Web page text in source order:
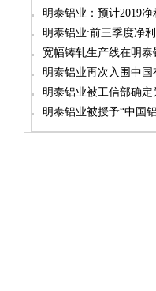
明泰铝业：预计2019
明泰铝业:前三季度净
宽幅铸轧生产线在明
明泰铝业再次入围中
名榜单
明泰铝业被工信部确
点企业
明泰铝业被授予“中国